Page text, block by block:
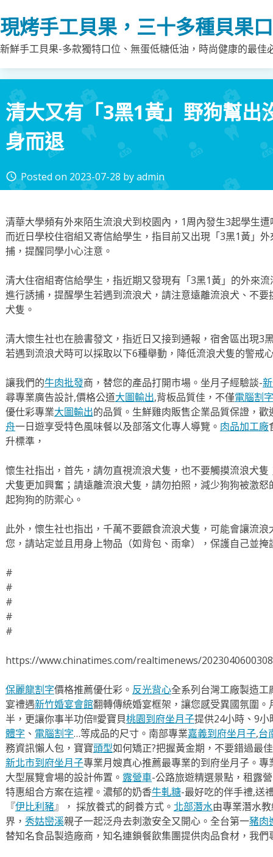
to
content
現烤手工貝果，三十多種貝果
新鮮手工貝果-多款獨特口位、無蛋低糖低油，時尚健康的最
清大又有「3黑1黃」野狗幫出
身而退
access_time Posted on 2023-07-28 byadmin
清華大學頻有外來陌生流浪犬到校園內，1周內發生3起學生
而近日學校住宿組又寄信給學生，指目前又出現「3黑1黃」
捕，提醒同學小心注意。
清大住宿組寄信給學生，指近期又發現有「3黑1黃」的外來
進行誘捕，提醒學生若遇到流浪犬，請注意遠離流浪犬、不
犬隻。
清大懷生社也在臉書發文，指近日又接到通報，宿舍區出現3
若遇到流浪犬時可以採取以下6種舉動，降低流浪犬隻的警戒
讓我們的牛肉批發商，替您的產品打開市場。坐月子經驗談-
尋專業廣告設計,價格公道大圖輸出,背板品質佳，不僅電腦割字
優仕彩專業大圖輸出的品質。生鮮雞肉販售企業品質保證，歡
舟一日遊享受特色風味餐以及部落文化專人導覽。 肉品加工廠
升標準，
懷生社指出，首先，請勿直視流浪犬隻，也不要觸摸流浪犬
犬隻更加興奮；請遠離流浪犬隻，請勿拍照，減少狗狗被激
起狗狗的防禦心。
此外，懷生社也指出，千萬不要餵食流浪犬隻，可能會讓流
您，請站定並且用身上物品（如背包、雨傘），保護自己並
#
#
#
#
#
https://www.chinatimes.com/realtimenews/
保麗龍割字價格推薦優仕彩。 反光背心全系列台灣工廠製造
宴禮遇新竹婚宴會館翻轉傳統婚宴框架，讓您感受異國氛圍。
半，更讓你事半功倍!!愛寶貝桃園到府坐月子提供24小時、9
體字 、 電腦割字…等成品的尺寸。南部專業嘉義到府坐月子,台
務資訊懶人包，寶寶頭型如何矯正?把握黃金期，不要錯過最
新北市到府坐月子專業月嫂真心推薦最專業的到府坐月子。專
大型展覽會場的設計佈置。 露營車-公路旅遊精選景點，租露
特惠組合方案在這裡。濃郁的奶香牛軋糖-最好吃的伴手禮,送
『伊比利豬』， 採放養式的飼養方式。 北部潛水由專業潛水
界， 秀姑巒溪親子一起泛舟去​刺激安全又開心。全台第一豬肉
替知名食品製造廠商，知名連鎖餐飲集團提供肉品食材，我